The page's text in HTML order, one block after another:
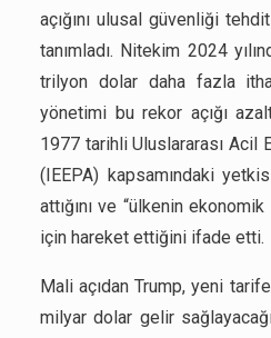
açığını ulusal güvenliği
tanımladı. Nitekim 2024
trilyon dolar daha fazla
yönetimi bu rekor açığı
1977 tarihli Uluslararası Acil
(IEEPA) kapsamındaki
attığını ve “ülkenin ekonomik
için hareket ettiğini ifade etti.
Mali açıdan Trump, yeni
milyar dolar gelir